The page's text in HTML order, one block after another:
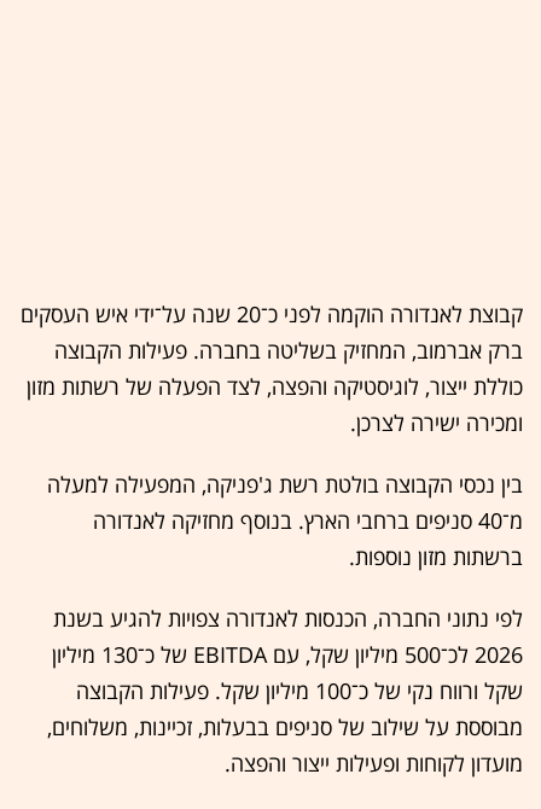
קבוצת לאנדורה הוקמה לפני כ־20 שנה על־ידי איש העסקים
ברק אברמוב, המחזיק בשליטה בחברה. פעילות הקבוצה
כוללת ייצור, לוגיסטיקה והפצה, לצד הפעלה של רשתות מזון
ומכירה ישירה לצרכן.
בין נכסי הקבוצה בולטת רשת ג'פניקה, המפעילה למעלה
מ־40 סניפים ברחבי הארץ. בנוסף מחזיקה לאנדורה
ברשתות מזון נוספות.
לפי נתוני החברה, הכנסות לאנדורה צפויות להגיע בשנת
2026 לכ־500 מיליון שקל, עם EBITDA של כ־130 מיליון
שקל ורווח נקי של כ־100 מיליון שקל. פעילות הקבוצה
מבוססת על שילוב של סניפים בבעלות, זכיינות, משלוחים,
מועדון לקוחות ופעילות ייצור והפצה.